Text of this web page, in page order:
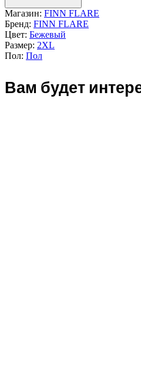
Магазин: FINN FLARE
Бренд: FINN FLARE
Цвет: Бежевый
Размер: 2XL
Пол: Пол
Вам будет